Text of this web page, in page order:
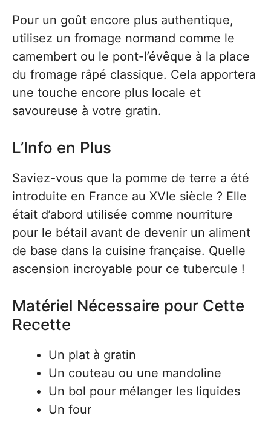
Pour un goût encore plus authentique,
utilisez un fromage normand comme le
camembert ou le pont-l’évêque à la place
du fromage râpé classique. Cela apportera
une touche encore plus locale et
savoureuse à votre gratin.
L’Info en Plus
Saviez-vous que la pomme de terre a été
introduite en France au XVIe siècle ? Elle
était d’abord utilisée comme nourriture
pour le bétail avant de devenir un aliment
de base dans la cuisine française. Quelle
ascension incroyable pour ce tubercule !
Matériel Nécessaire pour Cette
Recette
Un plat à gratin
Un couteau ou une mandoline
Un bol pour mélanger les liquides
Un four